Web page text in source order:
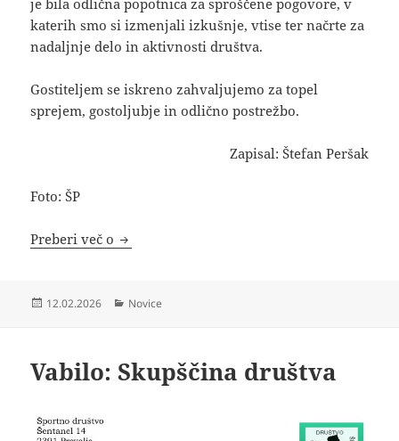
je bila odlična popotnica za sproščene pogovore, v
katerih smo si izmenjali izkušnje, vtise ter načrte za
nadaljnje delo in aktivnosti društva.
Gostiteljem se iskreno zahvaljujemo za topel
sprejem, gostoljubje in odlično postrežbo.
Zapisal: Štefan Peršak
Foto: ŠP
Preberi več o 18. redni občni zbor ŠD Šentanel
Objavljeno
12.02.2026 Kategorije
Novice
Vabilo: Skupščina društva